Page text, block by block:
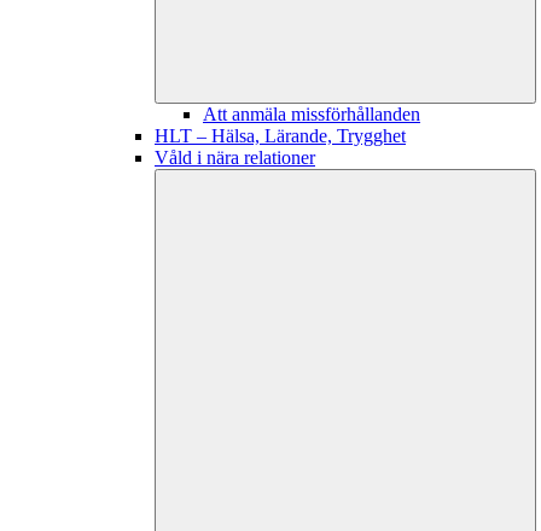
Att anmäla missförhållanden
HLT – Hälsa, Lärande, Trygghet
Våld i nära relationer